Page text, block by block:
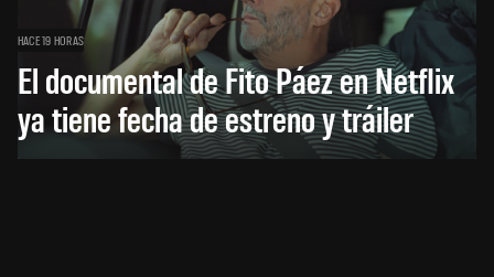
HACE 19 HORAS
El documental de Fito Páez en Netflix
ya tiene fecha de estreno y tráiler